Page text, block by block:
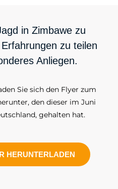
in Zimbawe zu
zu teilen
Anliegen.
Sie sich den Flyer zum
den dieser im Juni
gehalten hat.
HERUNTERLADEN